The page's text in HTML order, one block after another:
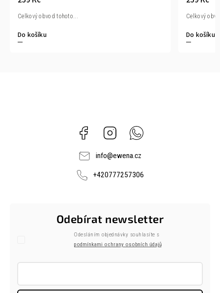
Do košíku
Celkový obvod tohoto...
Do košíku
Celkový
Facebook Instagram
info@ewena.cz
+420777257306
Odebírat newsletter
Odesláním objednávky souhlasíte s
podmínkami ochrany osobních údajů